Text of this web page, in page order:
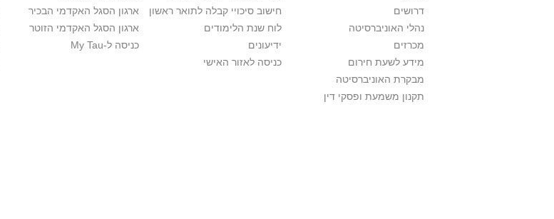
דרושים
נהלי האוניברסיטה
מכרזים
מידע לשעת חירום
מבקרת האוניברסיטה
תקנון משמעת ופסקי דין
חישוב סיכויי קבלה לתואר ראשון
לוח שנת הלימודים
ידיעונים
כניסה לאזור האישי
ארגון הסגל האקדמי הבכיר
ארגון הסגל האקדמי הזוטר
כניסה ל-My Tau